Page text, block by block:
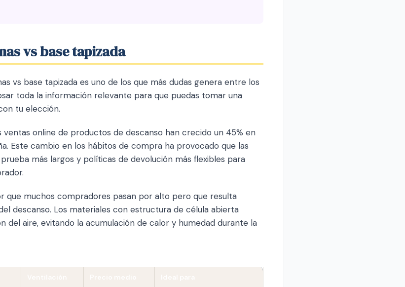
vs base tapizada
vs base tapizada es uno de los que más dudas genera entre los
toda la información relevante para que puedas tomar una
tu elección.
ventas online de productos de descanso han crecido un 45% en
Este cambio en los hábitos de compra ha provocado que las
más largos y políticas de devolución más flexibles para
que muchos compradores pasan por alto pero que resulta
descanso. Los materiales con estructura de célula abierta
del aire, evitando la acumulación de calor y humedad durante la